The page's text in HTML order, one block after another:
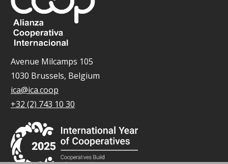
Avenue Milcamps 105
1030 Brussels, Belgium
ica@ica.coop
+32 (2) 743 10 30